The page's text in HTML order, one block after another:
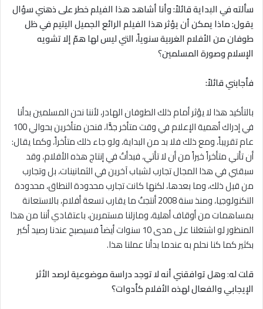
سألته في البداية قائلاً:وأنا أشاهد هذا الفيلم خطر على ذهني سؤال
يقول: ماذا يمكن أن يؤثر هذا الفيلم الرائع الجميل اليتيم في ظل
طوفان من الأفلام الغربية سنوياً، التي ليس لها همّ إﻻ تشويه
الإسلام وصورة المسلمين؟
فأجابني قائلاً:
بالتأكيد هذا ﻻ يؤثر أمام ذلك الطوفان الهادر، لأننا نحن المسلمين بدأنا
في إدراك أهمية الإعلام في وقت متأخر جدًّا، فنحن متأخرين بحوالي 100
عام تقريباً، ومع ذلك فلا بد من البداية، ولو جاء ذلك متأخراً، وكما يقال:
أن تأتي متأخراً خيراً من أن لا تأتي، فبدأتُ في إنتاج هذه الأفلام، وقد
سبقني في هذا المجال تجارب لشباب آخرين في الثمانينات، بل وتجارب
من قبل ذلك، وما بعدها، لكنها كانت تجارب محدودة النطاق، محدودة
التكنولوجيا، ومنذ سنة 2008 أنتجتُ ما يقارب تسعة أفلام، بالاستعانة
بمساهمات من أوقاف أهلية، ومازلنا مستمرين، باعتقادي أننا من هذا
المنظور لو اشتغلنا على مدى 10 سنوات أيضاً فسيصبح عندنا رصيد أكبر
بكثير كما كنا نحلم به عندما بدأنا عملنا هذا.
قلت له:وهل توافقني أنه ﻻ توجد دراسة موضوعية لرصد الأثر
الإيجابي والفعال لهذه الأفلام كأدوات؟